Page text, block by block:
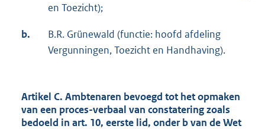
en Toezicht);
b.
B.R. Grünewald (functie: hoofd afdeling
Vergunningen, Toezicht en Handhaving).
Artikel C. Ambtenaren bevoegd tot het opmaken
van een proces-verbaal van constatering zoals
bedoeld in art. 10, eerste lid, onder b van de Wet